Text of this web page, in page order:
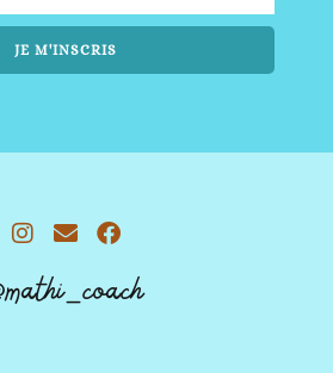
JE M'INSCRIS